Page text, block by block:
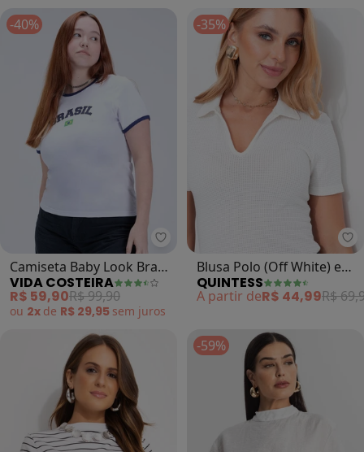
-40%
Vida Costeira - Camiseta Baby
Camiseta Baby Look Brasil
Copa Branca (Branco)
VIDA COSTEIRA
R$ 59,90R$ 99,90
ou 2x de R$ 29,95 sem juros
-35%
Blusa Polo (Off White) em
Malha Texturizada
QUINTESS
A partir deR$ 44,99R$
-59%